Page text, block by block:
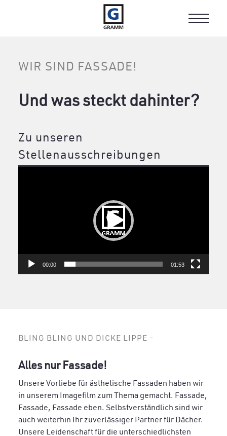
Toggle
WIR SIND FASSADE!
Und was steckt dahinter?
Zu unseren
Stellenausschreibungen
00:00 01:53
BLING BLING UND DICKE LIPPE -
Alles nur Fassade!
Unsere Vorliebe für ästhetische Fassaden haben wir
in unserem Imagefilm zum Thema gemacht. Fassade,
Fassade, Fassade eben. Selbstverständlich sind wir
auch weiterhin Ihr zuverlässiger Partner für Dächer.
Unsere Leidenschaft für die unterschiedlichsten